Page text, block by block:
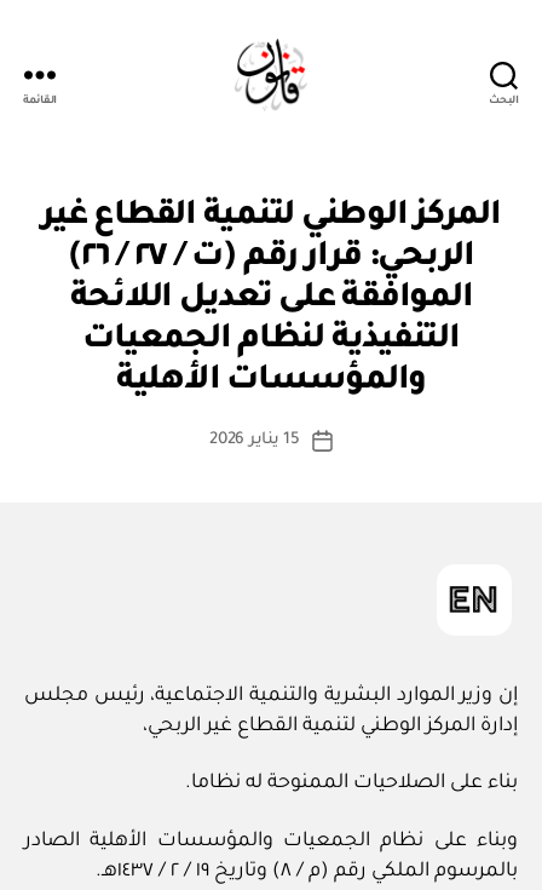
البحث القائمة
التصنيفات
المركز الوطني لتنمية القطاع غير
الربحي: قرار رقم (ت / ٢٧ / ٢٦)
الموافقة على تعديل اللائحة
التنفيذية لنظام الجمعيات
والمؤسسات الأهلية
كاتب
ا
س
ة
تاريخ
15 يناير 2026
إن وزير الموارد البشرية والتنمية الاجتماعية، رئيس مجلس
إدارة المركز الوطني لتنمية القطاع غير الربحي،
بناء على الصلاحيات الممنوحة له نظاما.
وبناء على نظام الجمعيات والمؤسسات الأهلية الصادر
بالمرسوم الملكي رقم (م / ٨) وتاريخ ١٩ / ٢ / ١٤٣٧هـ.